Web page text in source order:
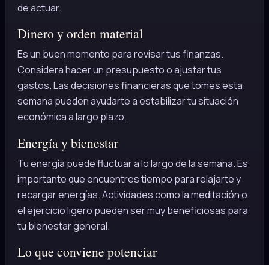
de actuar.
Dinero y orden material
Es un buen momento para revisar tus finanzas.
Considera hacer un presupuesto o ajustar tus
gastos. Las decisiones financieras que tomes esta
semana pueden ayudarte a estabilizar tu situación
económica a largo plazo.
Energía y bienestar
Tu energía puede fluctuar a lo largo de la semana. Es
importante que encuentres tiempo para relajarte y
recargar energías. Actividades como la meditación o
el ejercicio ligero pueden ser muy beneficiosas para
tu bienestar general.
Lo que conviene potenciar